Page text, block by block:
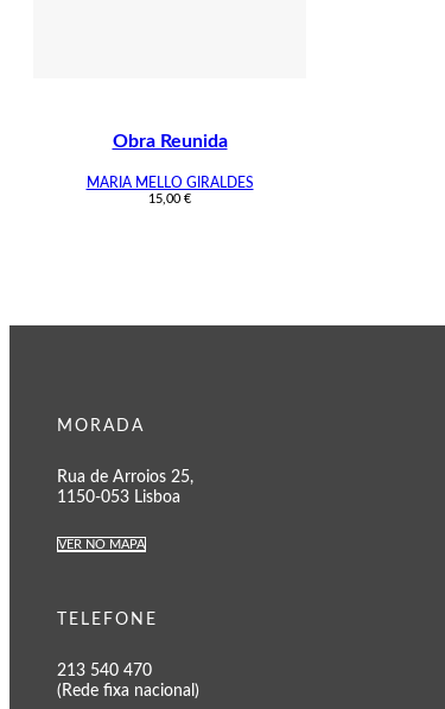
Obra Reunida
MARIA MELLO GIRALDES
15,00 €
MORADA
Rua de Arroios 25,
1150-053 Lisboa
VER NO MAPA
TELEFONE
213 540 470
(Rede fixa nacional)